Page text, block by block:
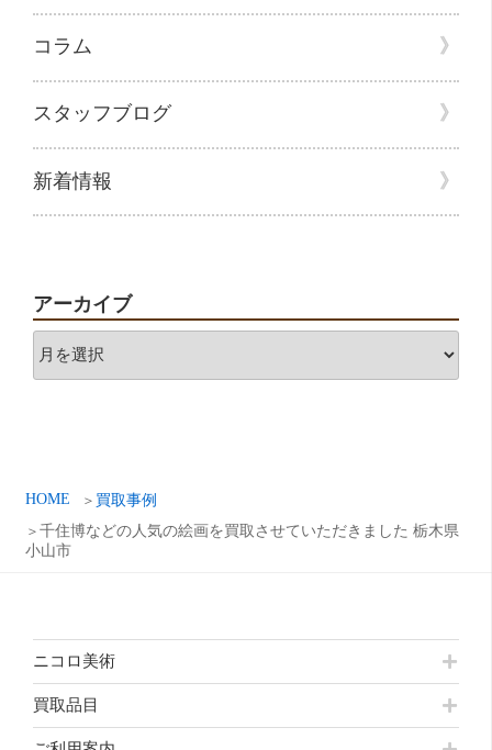
HOME
買取事例
千住博などの人気の絵画を買取させていただきました 栃木県
小山市
コラム
スタッフブログ
新着情報
アーカイブ
ア
ニコロ美術
買取品目